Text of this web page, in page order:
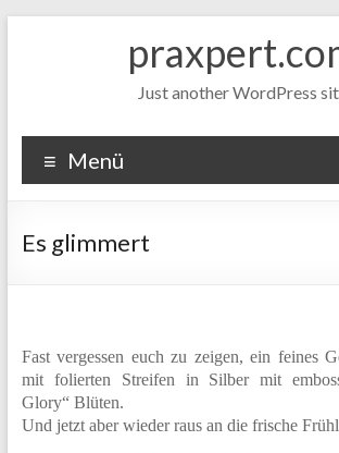
Just another WordPress
Menü
Es glimmert
Fast vergessen euch zu zeigen, ein feines
mit folierten Streifen in Silber mit
Glory“ Blüten.
Und jetzt aber wieder raus an die frische